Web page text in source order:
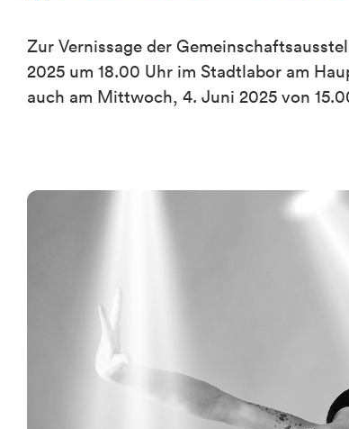
Zur Vernissage der
2025 um 18.00 Uhr im Stadtlabor am
auch am Mittwoch, 4. Juni 2025 von